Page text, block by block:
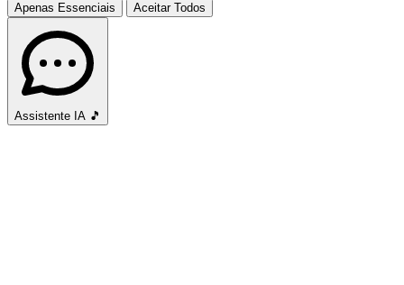
Apenas Essenciais Aceitar Todos
Assistente IA 🎵